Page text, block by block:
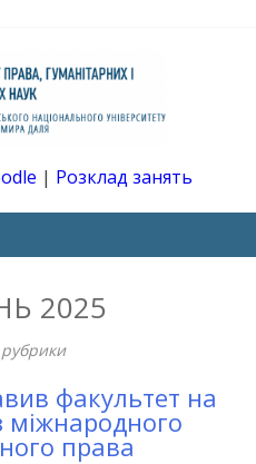
І
| Розклад занять
2025
факультет на
міжнародного
права